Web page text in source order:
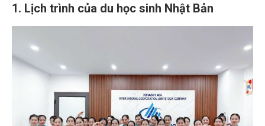
1. Lịch trình của du học sinh Nhật Bản